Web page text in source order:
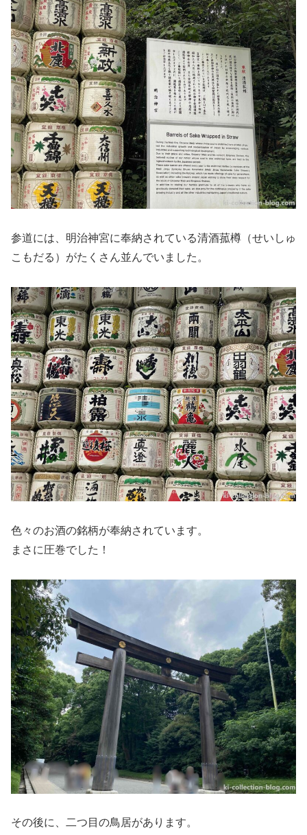
参道には、明治神宮に奉納されている清酒菰樽（せいしゅ
こもだる）がたくさん並んでいました。
色々のお酒の銘柄が奉納されています。
まさに圧巻でした！
その後に、二つ目の鳥居があります。